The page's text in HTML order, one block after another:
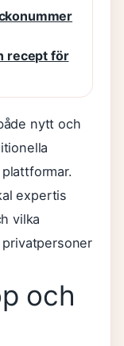
recept för
nytt och
expertis
vilka
och